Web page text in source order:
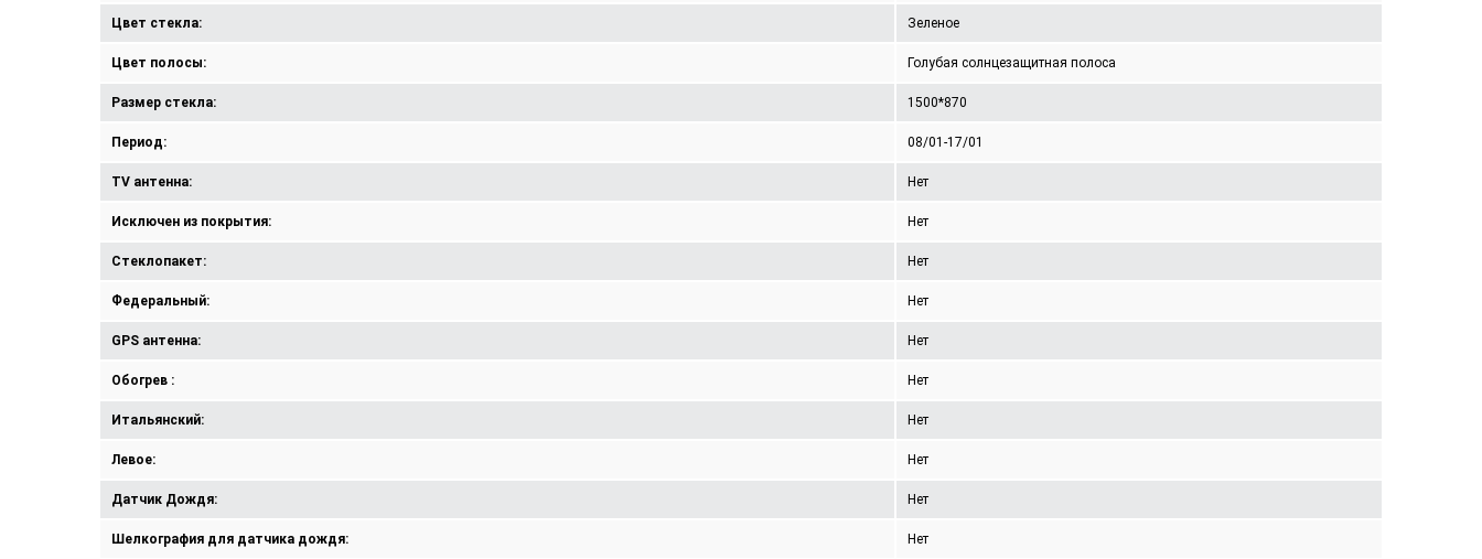
Цвет стекла: Зеленое
Цвет полосы: Голубая солнцезащитная полоса
Размер стекла: 1500*870
Период: 08/01-17/01
TV антенна: Нет
Исключен из покрытия: Нет
Стеклопакет: Нет
Федеральный: Нет
GPS антенна: Нет
Обогрев : Нет
Итальянский: Нет
Левое: Нет
Датчик Дождя: Нет
Шелкография для датчика дождя: Нет